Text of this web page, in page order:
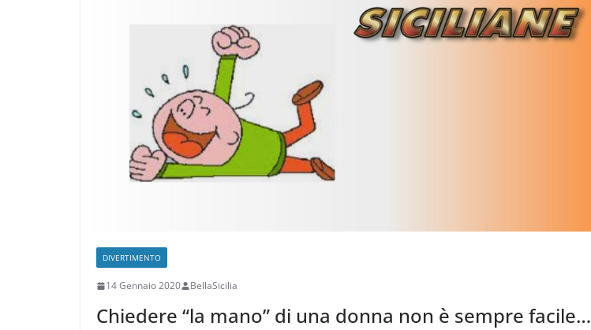
DIVERTIMENTO
14 Gennaio 2020 BellaSicilia
Chiedere “la mano” di una donna non è sempre facile…